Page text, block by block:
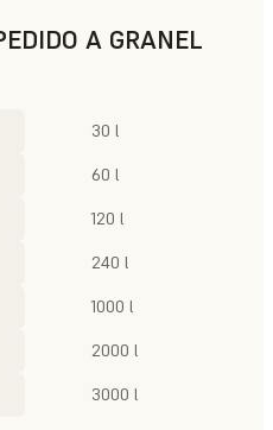
A GRANEL
30 l
60 l
120 l
240 l
1000 l
2000 l
3000 l